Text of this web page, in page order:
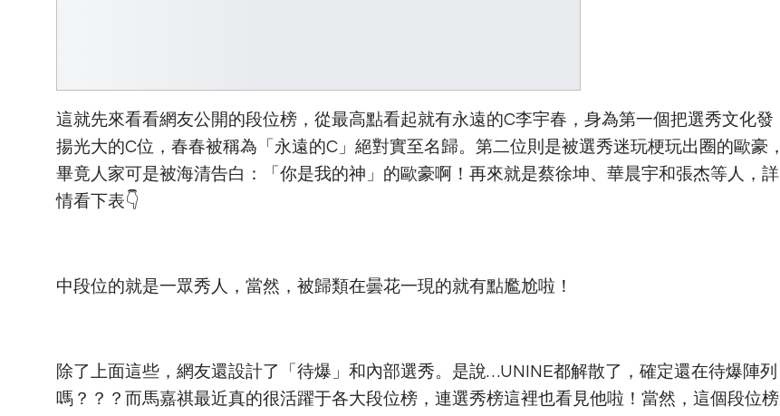
這就先來看看網友公開的段位榜，從最高點看起就有永遠的C李宇春，身為第一個把選秀文化發
揚光大的C位，春春被稱為「永遠的C」絕對實至名歸。第二位則是被選秀迷玩梗玩出圈的歐豪，
畢竟人家可是被海清告白：「你是我的神」的歐豪啊！再來就是蔡徐坤、華晨宇和張杰等人，詳
情看下表👇
中段位的就是一眾秀人，當然，被歸類在曇花一現的就有點尷尬啦！
除了上面這些，網友還設計了「待爆」和內部選秀。是說…UNINE都解散了，確定還在待爆陣列
嗎？？？而馬嘉祺最近真的很活躍于各大段位榜，連選秀榜這裡也看見他啦！當然，這個段位榜